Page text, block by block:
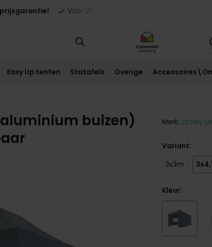
morgen geleverd in NL en BE!*
Easy Up tenten Statafels Overige
buizen)
Merk: Lizzely
Variant:
3x3m
Kleur: